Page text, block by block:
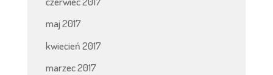
maj 2017
kwiecień 2017
marzec 2017